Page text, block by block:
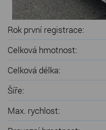
Rok první registrace:
Celková hmotnost:
Celková délka:
Šíře:
Max. rychlost: